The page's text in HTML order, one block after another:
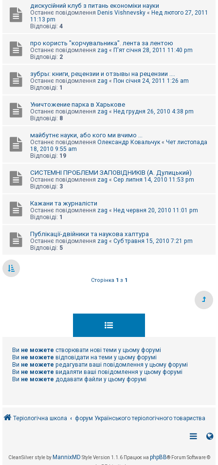
дискусійний клуб з питань економіки науки
Останнє повідомлення Denis Vishnevsky « Нед лютого 27, 2011
11:13 pm
Відповіді: 4
про користь "корчувальника". лента за лентою
Останнє повідомлення zag « П'ят січня 28, 2011 11:40 pm
Відповіді: 2
зубры: книги, рецензии и отзывы на рецензии ....
Останнє повідомлення zag « Пон січня 24, 2011 1:26 am
Відповіді: 1
Уничтожение парка в Харькове
Останнє повідомлення zag « Нед грудня 26, 2010 4:38 pm
Відповіді: 8
майбутнє науки, або кого ми вчимо ...
Останнє повідомлення Олександр Ковальчук « Чет листопада
18, 2010 9:55 am
Відповіді: 19
СИСТЕМНІ ПРОБЛЕМИ ЗАПОВІДНИКІВ (А. Дулицький)
Останнє повідомлення zag « Сер липня 14, 2010 11:53 pm
Відповіді: 3
Кажани та журналісти
Останнє повідомлення zag « Нед червня 20, 2010 11:01 pm
Відповіді: 1
Публікації-двійники та наукова халтура
Останнє повідомлення zag « Суб травня 15, 2010 7:21 pm
Відповіді: 5
Сторінка 1 з 1
Ви не можете створювати нові теми у цьому форумі
Ви не можете відповідати на теми у цьому форумі
Ви не можете редагувати ваші повідомлення у цьому форумі
Ви не можете видаляти ваші повідомлення у цьому форумі
Ви не можете додавати файли у цьому форумі
Теріологічна школа форум Українського теріологічного товариства
CleanSilver style byMannixMD Style Version 1.1.6 Працює на phpBB® Forum Software ©